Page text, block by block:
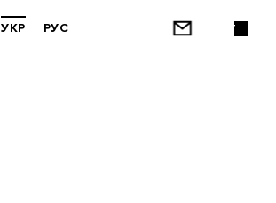
УКР РУС